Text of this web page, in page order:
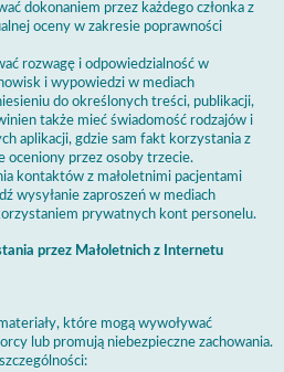
dokonaniem przez każdego członka z
oceny w zakresie poprawności
rozwagę i odpowiedzialność w
i wypowiedzi w mediach
do określonych treści, publikacji,
także mieć świadomość rodzajów i
aplikacji, gdzie sam fakt korzystania z
oceniony przez osoby trzecie.
kontaktów z małoletnimi pacjentami
wysyłanie zaproszeń w mediach
prywatnych kont personelu.
przez Małoletnich z Internetu
które mogą wywoływać
lub promują niebezpieczne zachowania.